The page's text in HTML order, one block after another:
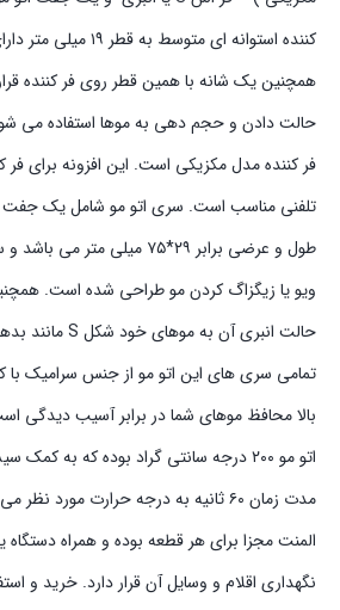
کننده استوانه ای متوسط به قطر ۱۹ میلی متر دارای گیره مو است.
همچنین یک شانه با همین قطر روی فر کننده
حالت دادن و حجم دهی به موها استفاده می
فر کننده مدل مکزیکی است. این افزونه برای
تلفنی مناسب است. سری اتو مو شامل یک
طول و عرضی برابر ۲۹*۷۵ میلی
ویو یا زیگزاگ کردن مو طراحی شده است.
حالت انبری آن به موهای خود شکل S مانند بدهید.
تمامی سری های این اتو مو از جنس سرامیک با
بالا محافظ موهای شما در برابر آسیب دیدگی
اتو مو ۲۰۰ درجه سانتی گراد بوده که به
مدت زمان ۶۰ ثانیه به درجه حرارت مورد
المنت مجزا برای هر قطعه بوده و همراه
نگهداری اقلام و وسایل آن قرار دارد. خرید و